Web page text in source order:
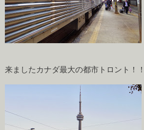
来ましたカナダ最大の都市トロント！！